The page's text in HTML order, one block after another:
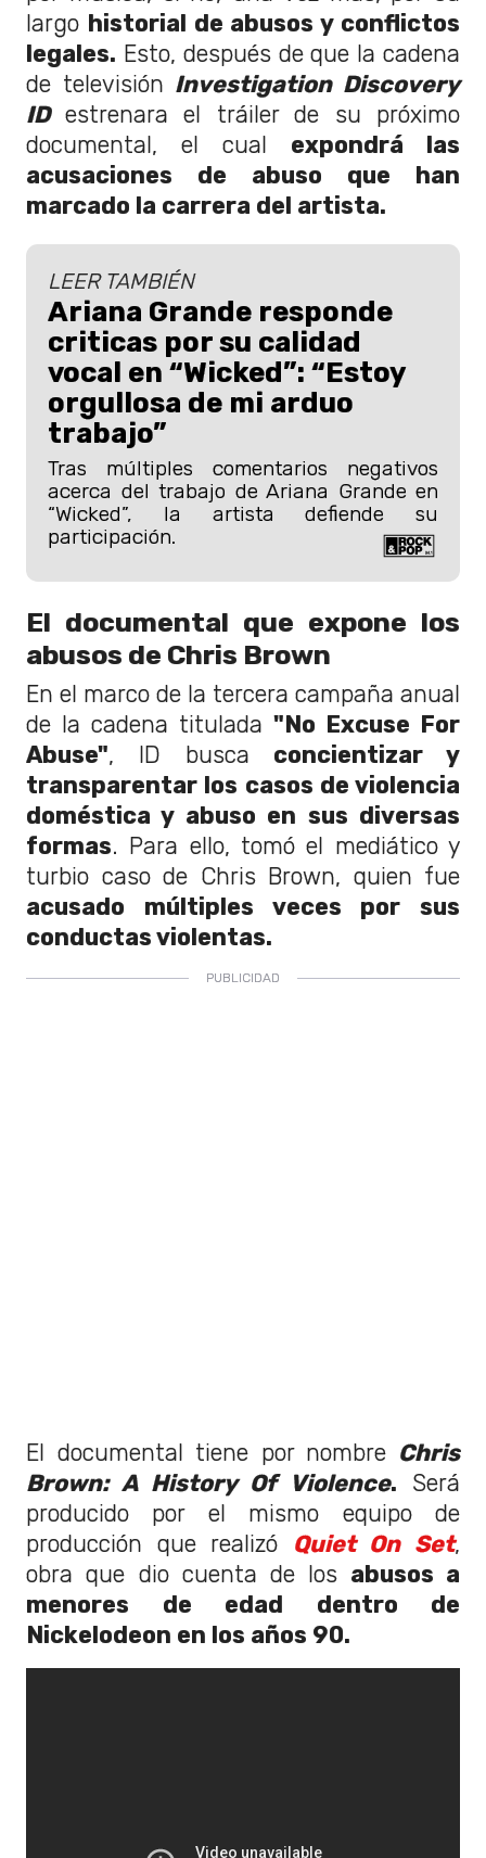
largo historial de abusos y conflictos
legales. Esto, después de que la cadena
de televisión Investigation Discovery
ID estrenara el tráiler de su próximo
documental, el cual expondrá las
acusaciones de abuso que han
marcado la carrera del artista.
LEER TAMBIÉN
Ariana Grande responde
criticas por su calidad
vocal en “Wicked”: “Estoy
orgullosa de mi arduo
trabajo”
Tras múltiples comentarios negativos
acerca del trabajo de Ariana Grande en
“Wicked”, la artista defiende su
participación.
El documental que expone los
abusos de Chris Brown
En el marco de la tercera campaña anual
de la cadena titulada "No Excuse For
Abuse", ID busca concientizar y
transparentar los casos de violencia
doméstica y abuso en sus diversas
formas. Para ello, tomó el mediático y
turbio caso de Chris Brown, quien fue
acusado múltiples veces por sus
conductas violentas.
El documental tiene por nombre Chris
Brown: A History Of Violence. Será
producido por el mismo equipo de
producción que realizó Quiet On Set,
obra que dio cuenta de los abusos a
menores de edad dentro de
Nickelodeon en los años 90.